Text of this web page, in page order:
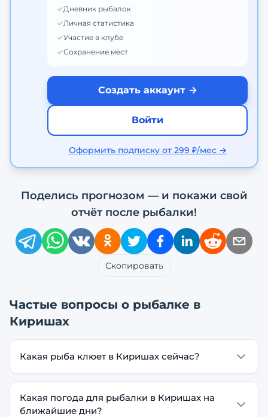
✓Дневник рыбалок
✓Личная статистика
✓Участие в клубе
✓Сохранение мест
Создать аккаунт →
Войти
Оформить подписку от 299 ₽/мес →
Поделись прогнозом — и покажи свой
отчёт после рыбалки!
Скопировать
Частые вопросы о рыбалке в
Киришах
Какая рыба клюет в Киришах сейчас?
Какая погода для рыбалки в Киришах на
ближайшие дни?